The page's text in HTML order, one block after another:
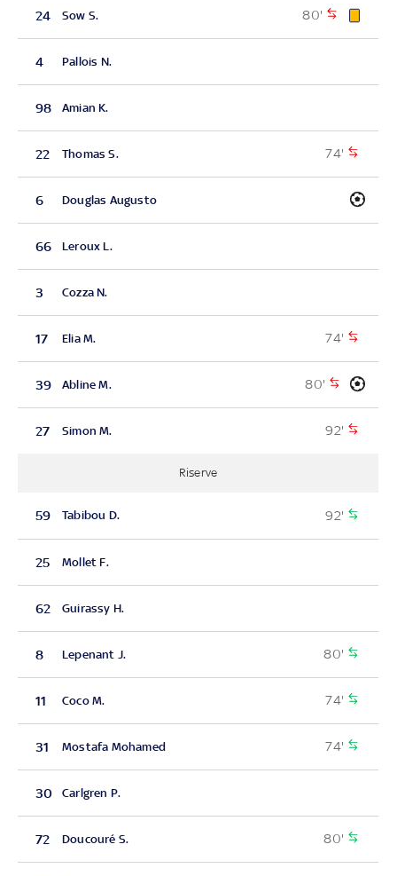
24 Sow S. 80'
4 Pallois N.
98 Amian K.
22 Thomas S. 74'
6 Douglas Augusto
66 Leroux L.
3 Cozza N.
17 Elia M. 74'
39 Abline M. 80'
27 Simon M. 92'
Riserve
59 Tabibou D. 92'
25 Mollet F.
62 Guirassy H.
8 Lepenant J. 80'
11 Coco M. 74'
31 Mostafa Mohamed 74'
30 Carlgren P.
72 Doucouré S. 80'